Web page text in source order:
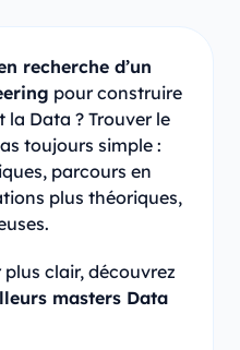
recherche d’un
pour construire
la Data ? Trouver le
toujours simple :
parcours en
plus théoriques,
clair, découvrez
masters Data